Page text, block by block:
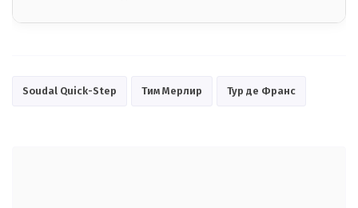
Soudal Quick-Step Тим Мерлир Тур де Франс